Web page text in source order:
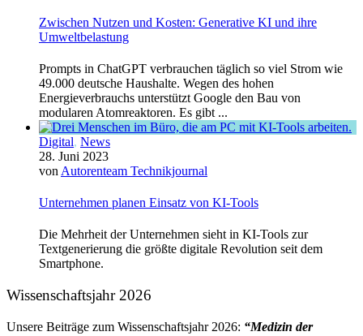
Zwischen Nutzen und Kosten: Generative KI und ihre
Umweltbelastung
Prompts in ChatGPT verbrauchen täglich so viel Strom wie
49.000 deutsche Haushalte. Wegen des hohen
Energieverbrauchs unterstützt Google den Bau von
modularen Atomreaktoren. Es gibt ...
Digital, News
28. Juni 2023
von Autorenteam Technikjournal
Unternehmen planen Einsatz von KI-Tools
Die Mehrheit der Unternehmen sieht in KI-Tools zur
Textgenerierung die größte digitale Revolution seit dem
Smartphone.
Wissenschaftsjahr 2026
Unsere Beiträge zum Wissenschaftsjahr 2026: “Medizin der